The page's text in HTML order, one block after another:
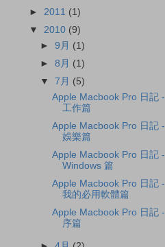
► 2011 (1)
▼ 2010 (9)
►9月 (1)
►8月 (1)
▼7月 (5)
Apple Macbook Pro 日記 -
工作篇
Apple Macbook Pro 日記 -
娛樂篇
Apple Macbook Pro 日記 -
Windows 篇
Apple Macbook Pro 日記 -
我的必用軟體篇
Apple Macbook Pro 日記 -
序篇